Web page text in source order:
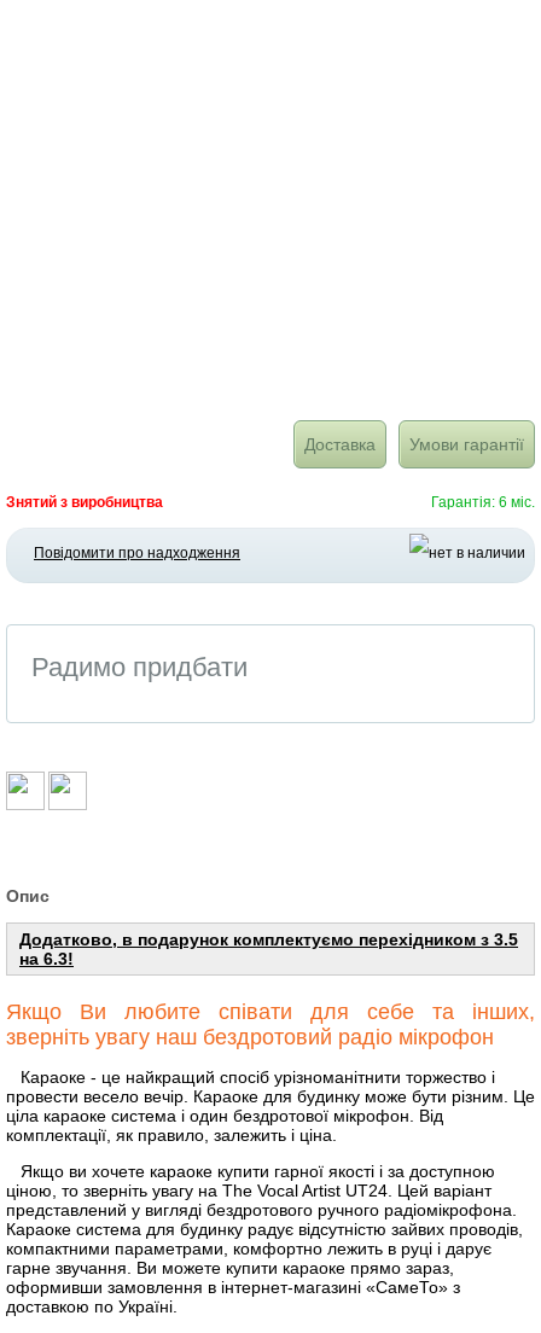
Доставка Умови гарантії
Знятий з виробництва Гарантія: 6 міс.
Повідомити про надходження
Радимо придбати
Опис
Додатково, в подарунок комплектуємо перехідником з 3.5
на 6.3!
Якщо Ви любите співати для себе та інших,
зверніть увагу наш бездротовий радіо мікрофон
Караоке - це найкращий спосіб урізноманітнити торжество і
провести весело вечір. Караоке для будинку може бути різним. Це
ціла караоке система і один бездротової мікрофон. Від
комплектації, як правило, залежить і ціна.
Якщо ви хочете караоке купити гарної якості і за доступною
ціною, то зверніть увагу на The Vocal Artist UT24. Цей варіант
представлений у вигляді бездротового ручного радіомікрофона.
Караоке система для будинку радує відсутністю зайвих проводів,
компактними параметрами, комфортно лежить в руці і дарує
гарне звучання. Ви можете купити караоке прямо зараз,
оформивши замовлення в інтернет-магазині «СамеТо» з
доставкою по Україні.